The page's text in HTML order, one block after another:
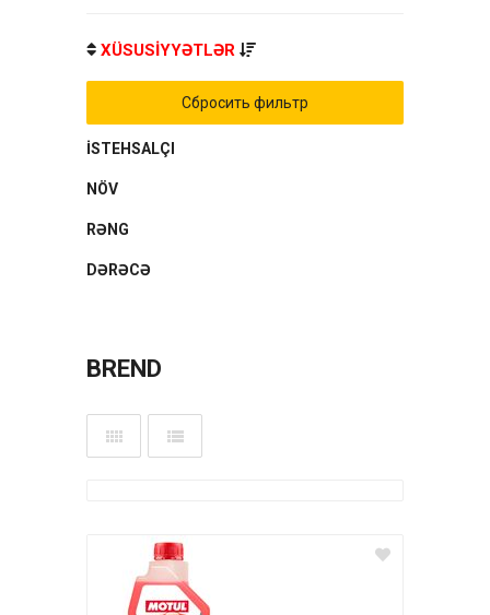
XÜSUSİYYƏTLƏR
Сбросить фильтр
İSTEHSALÇI
NÖV
RƏNG
DƏRƏCƏ
BREND